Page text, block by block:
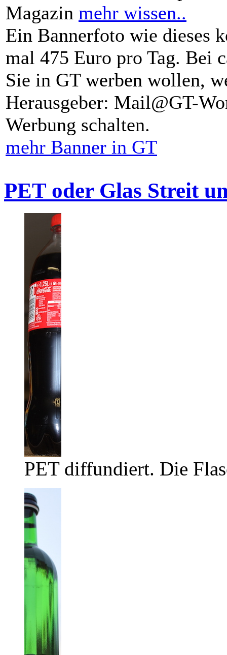
Magazin mehr wissen..
Ein Bannerfoto wie dieses
mal 475 Euro pro Tag. Bei
Sie in GT werben wollen,
Herausgeber: Mail@GT-
Werbung schalten.
mehr Banner in GT
PET oder Glas Streit
PET diffundiert. Die